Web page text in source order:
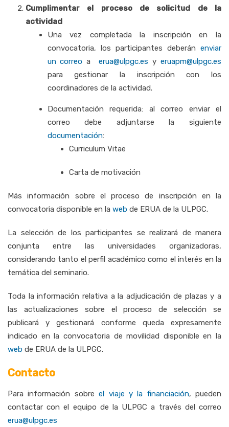
Cumplimentar el proceso de solicitud de la
actividad
Una vez completada la inscripción en la
convocatoria, los participantes deberán enviar
un correo aerua@ulpgc.es yeruapm@ulpgc.es
para gestionar la inscripción con los
coordinadores de la actividad.
Documentación requerida: al correo enviar el
correo debe adjuntarse la siguiente
documentación:
Curriculum Vitae
Carta de motivación
Más información sobre el proceso de inscripción en la
convocatoria disponible en la web de ERUA de la ULPGC.
La selección de los participantes se realizará de manera
conjunta entre las universidades organizadoras,
considerando tanto el perfil académico como el interés en la
temática del seminario.
Toda la información relativa a la adjudicación de plazas y a
las actualizaciones sobre el proceso de selección se
publicará y gestionará conforme queda expresamente
indicado en la convocatoria de movilidad disponible en la
web de ERUA de la ULPGC.
Contacto
Para información sobre el viaje y la financiación, pueden
contactar con el equipo de la ULPGC a través del correo
erua@ulpgc.es